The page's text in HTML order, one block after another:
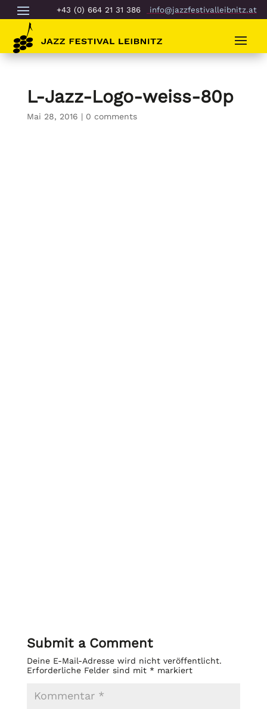
+43 (0) 664 21 31 386 info@jazzfestivalleibnitz.at
L-Jazz-Logo-weiss-80p
Mai 28, 2016 | 0 comments
Submit a Comment
Deine E-Mail-Adresse wird nicht veröffentlicht.
Erforderliche Felder sind mit *markiert